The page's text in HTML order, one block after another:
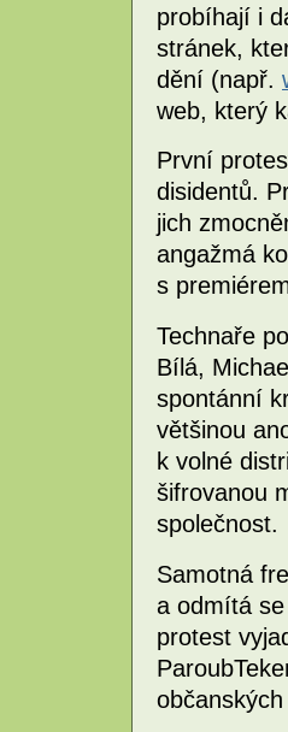
probíhají i
stránek,
dění (např.
web, který
První
disidentů.
jich
angažmá
s
Technaře
Bílá,
spontánní
většinou
k volné
šifrovanou
společnost.
Samotná
a odmítá
protest